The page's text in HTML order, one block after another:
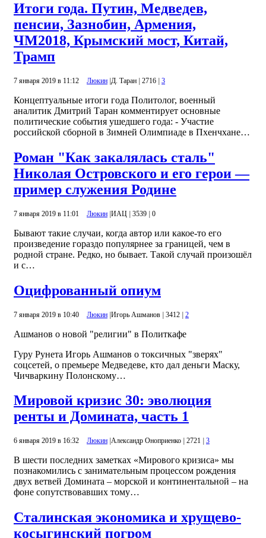
Итоги года. Путин, Медведев,
пенсии, Зазнобин, Армения,
ЧМ2018, Крымский мост, Китай,
Трамп
7 января 2019 в 11:12 Люкин Д. Таран 2716 3
Концептуальные итоги года Политолог, военный
аналитик Дмитрий Таран комментирует основные
политические события ушедшего года: - Участие
российской сборной в Зимней Олимпиаде в Пхенчхане…
Роман "Как закалялась сталь"
Николая Островского и его герои —
пример служения Родине
7 января 2019 в 11:01 Люкин |ИАЦ | 3539 | 0
Бывают такие случаи, когда автор или какое-то его
произведение гораздо популярнее за границей, чем в
родной стране. Редко, но бывает. Такой случай произошёл
и с…
Оцифрованный опиум
7 января 2019 в 10:40 Люкин |Игорь Ашманов | 3412 | 2
Ашманов о новой "религии" в Политкафе
Гуру Рунета Игорь Ашманов о токсичных "зверях"
соцсетей, о премьере Медведеве, кто дал деньги Маску,
Чичваркину Полонскому…
Мировой кризис 30: эволюция
ренты и Домината, часть 1
6 января 2019 в 16:32 Люкин Александр Оноприенко 2721 3
В шести последних заметках «Мирового кризиса» мы
познакомились с занимательным процессом рождения
двух ветвей Домината – морской и континентальной – на
фоне сопутствовавших тому…
Сталинская экономика и хрущево-
косыгинский погром